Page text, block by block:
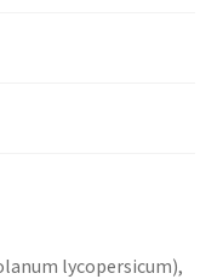
lycopersicum),